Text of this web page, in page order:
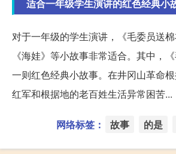
适合一年级学生演讲的红色经典小
对于一年级的学生演讲，《毛委员送棉
《海娃》等小故事非常适合。其中，
一则红色经典小故事。在井冈山革命根
红军和根据地的老百姓生活异常困苦...
网络标签： 故事 的是